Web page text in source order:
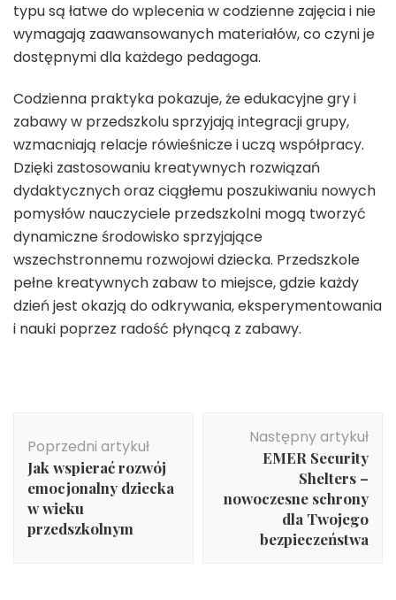
typu są łatwe do wplecenia w codzienne zajęcia i nie
wymagają zaawansowanych materiałów, co czyni je
dostępnymi dla każdego pedagoga.
Codzienna praktyka pokazuje, że edukacyjne gry i
zabawy w przedszkolu sprzyjają integracji grupy,
wzmacniają relacje rówieśnicze i uczą współpracy.
Dzięki zastosowaniu kreatywnych rozwiązań
dydaktycznych oraz ciągłemu poszukiwaniu nowych
pomysłów nauczyciele przedszkolni mogą tworzyć
dynamiczne środowisko sprzyjające
wszechstronnemu rozwojowi dziecka. Przedszkole
pełne kreatywnych zabaw to miejsce, gdzie każdy
dzień jest okazją do odkrywania, eksperymentowania
i nauki poprzez radość płynącą z zabawy.
wpisu
Poprzedni artykuł
Jak wspierać rozwój
emocjonalny dziecka
w wieku
przedszkolnym
Następny artykuł
EMER Security
Shelters –
nowoczesne schrony
dla Twojego
bezpieczeństwa